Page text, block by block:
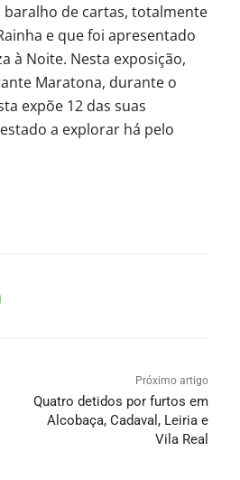
de cartas, totalmente
e que foi apresentado
à Noite. Nesta exposição,
Maratona, durante o
expõe 12 das suas
a explorar há pelo
Próximo artigo
Quatro detidos por furtos em
Alcobaça, Cadaval, Leiria e
Vila Real